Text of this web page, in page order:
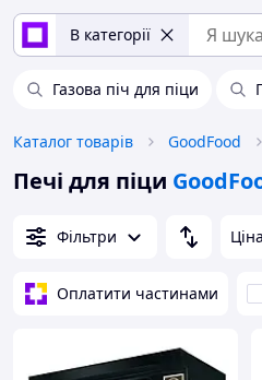
В категорії
Газова піч для піци
Каталог товарів GoodFood
Печі для піци
Фільтри Ціна
Оплатити частинами